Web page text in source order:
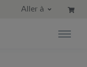
menu principal
Aller à